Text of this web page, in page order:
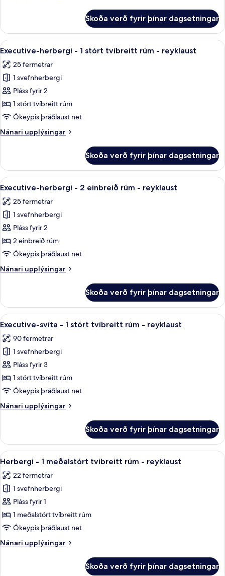
(K1D)
Room
Courtyard
View
Skoða verð fyrir þínar dagsetningar
Skoða
allar
myndir
fyrir
Executive-
herbergi
-
stórt
reyklaust
Ofnæmisprófaður sængurfatnaður,
10
Executive-herbergi - 1 stórt tvíbreitt rúm - reyklaust
25 fermetrar
1 svefnherbergi
Pláss fyrir 2
1 stórt tvíbreitt rúm
Ókeypis þráðlaust net
Nánari upplýsingar
Nánari
herbergi
1
tvíbreitt
rúm
reyklaust
Skoða verð fyrir þínar dagsetningar
Skoða
allar
myndir
fyrir
Executive-
herbergi
-
einbreið
reyklaust
Ofnæmisprófaður sængurfatnaður,
8
Executive-herbergi - 2 einbreið rúm - reyklaust
25 fermetrar
1 svefnherbergi
Pláss fyrir 2
2 einbreið rúm
Ókeypis þráðlaust net
Nánari upplýsingar
Nánari
herbergi
2
rúm
reyklaust
Skoða verð fyrir þínar dagsetningar
Skoða
allar
myndir
fyrir
Executive-
svíta
-
stórt
reyklaust
Ofnæmisprófaður sængurfatnaður,
10
Executive-svíta - 1 stórt tvíbreitt rúm - reyklaust
90 fermetrar
1 svefnherbergi
Pláss fyrir 3
1 stórt tvíbreitt rúm
Ókeypis þráðlaust net
Nánari upplýsingar
Nánari
svíta
1
tvíbreitt
rúm
reyklaust
Skoða verð fyrir þínar dagsetningar
Skoða
allar
myndir
fyrir
Herbergi
-
1
tvíbreitt
6
Herbergi - 1 meðalstórt tvíbreitt rúm - reyklaust
22 fermetrar
1 svefnherbergi
Pláss fyrir 1
1 meðalstórt tvíbreitt rúm
Ókeypis þráðlaust net
Nánari upplýsingar
Nánari
Skoða verð fyrir þínar dagsetningar